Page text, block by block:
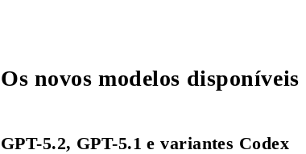
Os novos modelos disponíveis
GPT-5.2, GPT-5.1 e variantes Codex